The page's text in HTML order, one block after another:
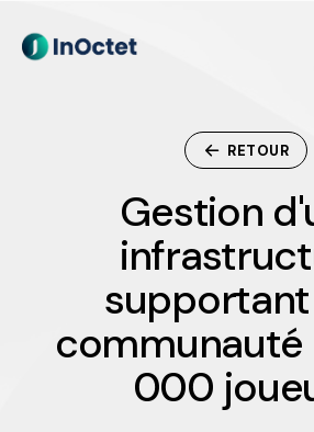
RETOUR
Gestion d'
infrastruct
supportant
communauté
000 joue